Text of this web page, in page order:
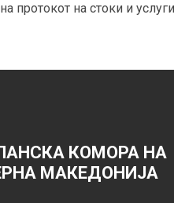
протокот на стоки и
КОМОРА НА
МАКЕДОНИЈА